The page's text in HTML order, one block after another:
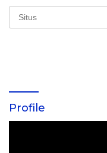
Profile